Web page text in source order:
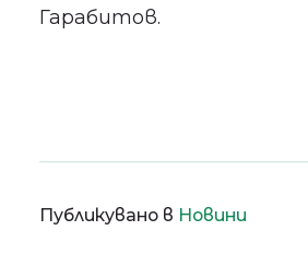
Гарабитов.
Публикувано в Новини